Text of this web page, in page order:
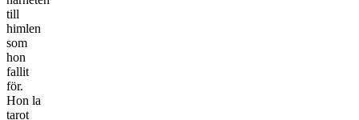
till
himlen
som
hon
fallit
för.
Hon la
tarot